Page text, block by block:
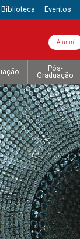
Biblioteca Eventos
Alumni
Pós-
Graduação